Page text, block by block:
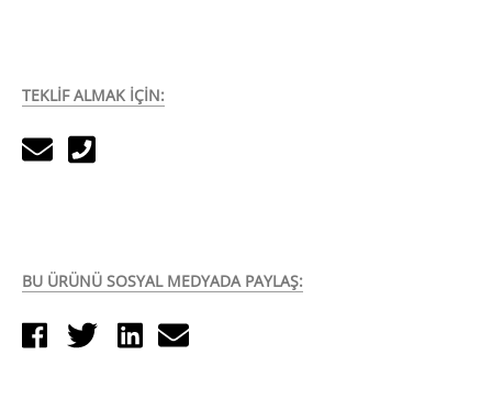
TEKLİF ALMAK İÇİN:
BU ÜRÜNÜ SOSYAL MEDYADA PAYLAŞ: